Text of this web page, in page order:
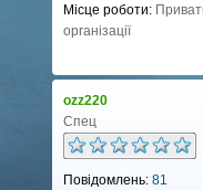
Місце роботи:
організації
ozz220
Спец
Повідомлень: 81